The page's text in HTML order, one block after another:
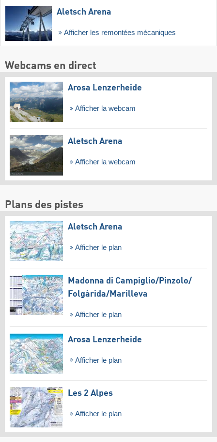
Aletsch Arena
Afficher les remontées mécaniques
Webcams en direct
Arosa Lenzerheide
Afficher la webcam
Aletsch Arena
Afficher la webcam
Plans des pistes
Aletsch Arena
Afficher le plan
Madonna di Campiglio/​Pinzolo/​
Folgàrida/​Marilleva
Afficher le plan
Arosa Lenzerheide
Afficher le plan
Les 2 Alpes
Afficher le plan